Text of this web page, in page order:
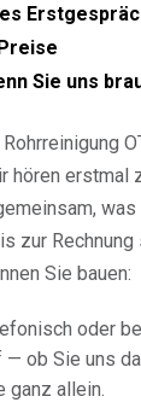
Sie uns
hören erstmal
zur
Sie bauen:
oder
ob Sie uns
ganz allein.